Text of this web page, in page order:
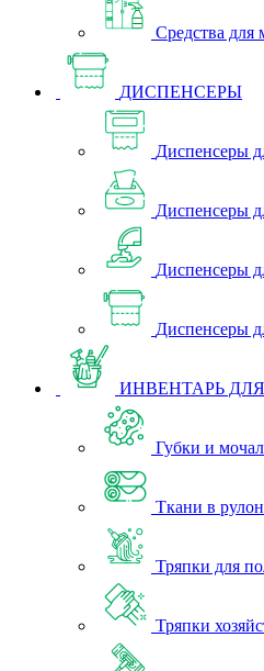
Средства для
ДИСПЕНСЕРЫ
Диспенсеры
Диспенсеры
Диспенсеры
Диспенсеры
ИНВЕНТАРЬ
Губки и
Ткани в
Тряпки для
Тряпки